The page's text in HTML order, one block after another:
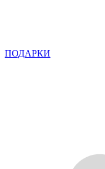
ПОДАРКИ